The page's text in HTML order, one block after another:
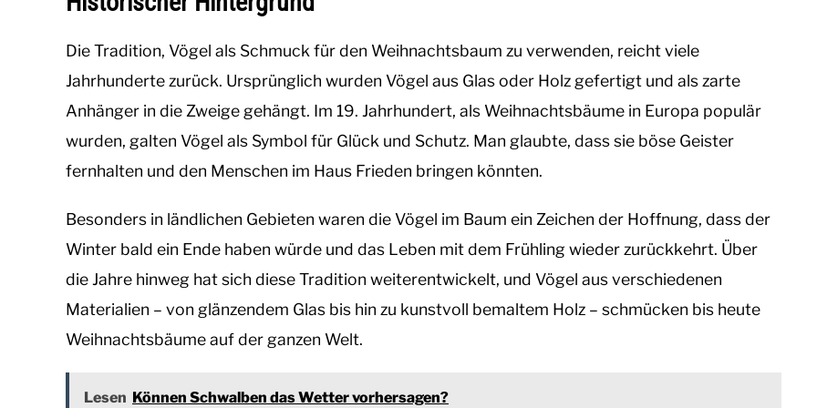
Die Tradition, Vögel als Schmuck für den Weihnachtsbaum zu verwenden, reicht viele
Jahrhunderte zurück. Ursprünglich wurden Vögel aus Glas oder Holz gefertigt und als zarte
Anhänger in die Zweige gehängt. Im 19. Jahrhundert, als Weihnachtsbäume in Europa populär
wurden, galten Vögel als Symbol für Glück und Schutz. Man glaubte, dass sie böse Geister
fernhalten und den Menschen im Haus Frieden bringen könnten.
Besonders in ländlichen Gebieten waren die Vögel im Baum ein Zeichen der Hoffnung, dass der
Winter bald ein Ende haben würde und das Leben mit dem Frühling wieder zurückkehrt. Über
die Jahre hinweg hat sich diese Tradition weiterentwickelt, und Vögel aus verschiedenen
Materialien – von glänzendem Glas bis hin zu kunstvoll bemaltem Holz – schmücken bis heute
Weihnachtsbäume auf der ganzen Welt.
Lesen Können Schwalben das Wetter vorhersagen?